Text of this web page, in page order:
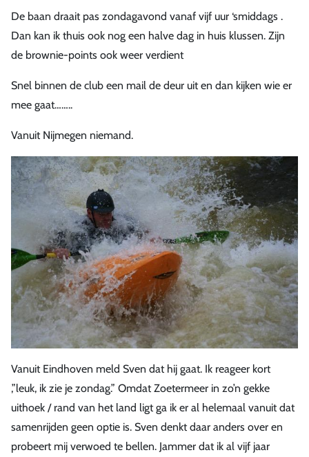
De baan draait pas zondagavond vanaf vijf uur ‘smiddags .
Dan kan ik thuis ook nog een halve dag in huis klussen. Zijn
de brownie-points ook weer verdient
Snel binnen de club een mail de deur uit en dan kijken wie er
mee gaat……..
Vanuit Nijmegen niemand.
Vanuit Eindhoven meld Sven dat hij gaat. Ik reageer kort
,”leuk, ik zie je zondag.” Omdat Zoetermeer in zo’n gekke
uithoek / rand van het land ligt ga ik er al helemaal vanuit dat
samenrijden geen optie is. Sven denkt daar anders over en
probeert mij verwoed te bellen. Jammer dat ik al vijf jaar